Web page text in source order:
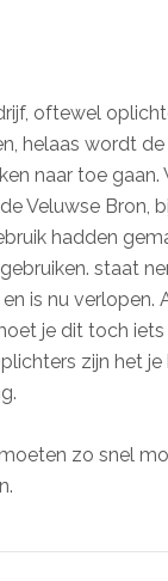
oftewel
helaas wordt
naar toe
Veluwse Bron,
hadden
staat
is nu verlopen.
je dit toch
zijn het
zo snel